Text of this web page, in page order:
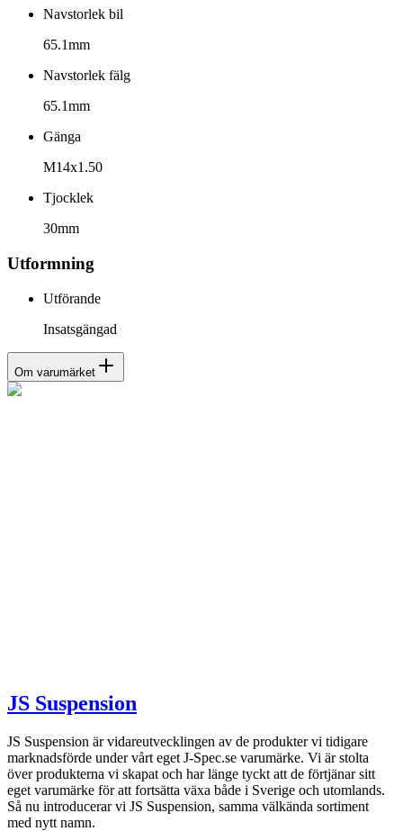
Navstorlek bil
65.1mm
Navstorlek fälg
65.1mm
Gänga
M14x1.50
Tjocklek
30mm
Utformning
Utförande
Insatsgängad
Om varumärket
JS Suspension
JS Suspension är vidareutvecklingen av de produkter vi tidigare
marknadsförde under vårt eget J-Spec.se varumärke. Vi är stolta
över produkterna vi skapat och har länge tyckt att de förtjänar sitt
eget varumärke för att fortsätta växa både i Sverige och utomlands.
Så nu introducerar vi JS Suspension, samma välkända sortiment
med nytt namn.